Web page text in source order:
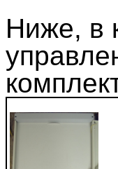
Ниже, в